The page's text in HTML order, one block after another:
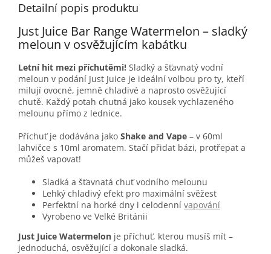
Detailní popis produktu
Just Juice Bar Range Watermelon – sladký
meloun v osvěžujícím kabátku
Letní hit mezi příchutěmi! Sladký a šťavnatý vodní
meloun v podání Just Juice je ideální volbou pro ty, kteří
milují ovocné, jemně chladivé a naprosto osvěžující
chutě. Každý potah chutná jako kousek vychlazeného
melounu přímo z lednice.
Příchuť je dodávána jako Shake and Vape – v 60ml
lahvičce s 10ml aromatem. Stačí přidat bázi, protřepat a
můžeš vapovat!
Sladká a šťavnatá chuť vodního melounu
Lehký chladivý efekt pro maximální svěžest
Perfektní na horké dny i celodenní vapování
Vyrobeno ve Velké Británii
Just Juice Watermelon je příchuť, kterou musíš mít –
jednoduchá, osvěžující a dokonale sladká.